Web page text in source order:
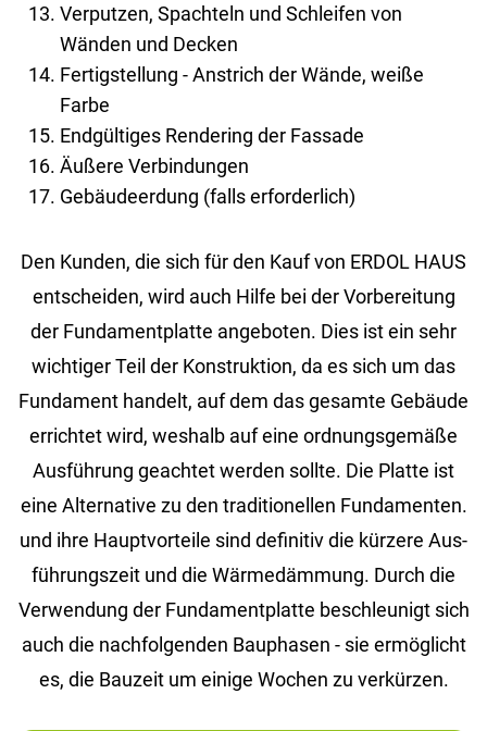
Verputzen, Spachteln und Schleifen von
Wänden und Decken
Fertigstellung - Anstrich der Wände, weiße
Farbe
Endgültiges Rendering der Fassade
Äußere Verbindungen
Gebäudeerdung (falls erforderlich)
Den Kun­den, die sich für den Kauf von ERDOL HAUS
ent­schei­den, wird auch Hilfe bei der Vor­be­rei­tung
der Fun­da­ment­plat­te an­ge­bo­ten. Dies ist ein sehr
wich­ti­ger Teil der Kon­struk­ti­on, da es sich um das
Fun­da­ment han­delt, auf dem das ge­sam­te Ge­bäu­de
er­rich­tet wird, wes­halb auf eine ord­nungs­ge­mä­ße
Aus­füh­rung ge­ach­tet wer­den soll­te. Die Plat­te ist
eine Al­ter­na­ti­ve zu den tra­di­tio­nel­len Fun­da­men­ten.
und ihre Haupt­vor­tei­le sind de­fi­ni­tiv die kür­ze­re Aus­
füh­rungs­zeit und die Wär­me­däm­mung. Durch die
Ver­wen­dung der Fun­da­ment­plat­te be­schleu­nigt sich
auch die nach­fol­gen­den Bau­pha­sen - sie er­mög­licht
es, die Bau­zeit um ei­ni­ge Wo­chen zu ver­kür­zen.